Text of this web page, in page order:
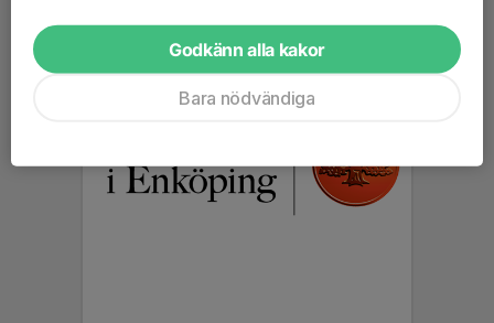
Godkänn alla kakor
Bara nödvändiga